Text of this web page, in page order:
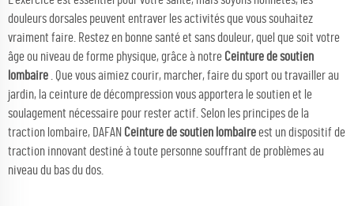
douleurs dorsales peuvent entraver les activités que vous souhaitez
vraiment faire. Restez en bonne santé et sans douleur, quel que soit votre
âge ou niveau de forme physique, grâce à notre Ceinture de soutien
lombaire . Que vous aimiez courir, marcher, faire du sport ou travailler au
jardin, la ceinture de décompression vous apportera le soutien et le
soulagement nécessaire pour rester actif. Selon les principes de la
traction lombaire, DAFAN Ceinture de soutien lombaireest un dispositif de
traction innovant destiné à toute personne souffrant de problèmes au
niveau du bas du dos.